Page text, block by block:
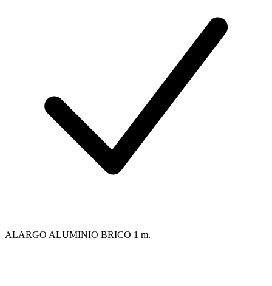
ALARGO ALUMINIO BRICO 1 m.